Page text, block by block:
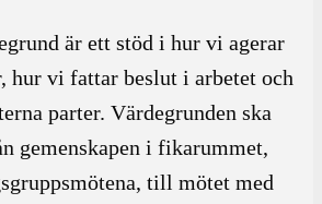
är ett stöd i hur vi agerar
hur vi fattar beslut i arbetet och
parter. Värdegrunden ska
gemenskapen i fikarummet,
till mötet med